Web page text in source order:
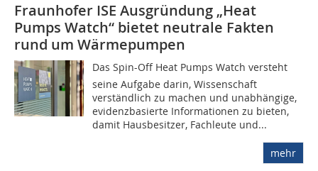
Fraunhofer ISE Ausgründung „Heat
Pumps Watch“ bietet neutrale Fakten
rund um Wärmepumpen
Das Spin-Off Heat Pumps Watch versteht
seine Aufgabe darin, Wissenschaft
verständlich zu machen und unabhängige,
evidenzbasierte Informationen zu bieten,
damit Hausbesitzer, Fachleute und...
mehr